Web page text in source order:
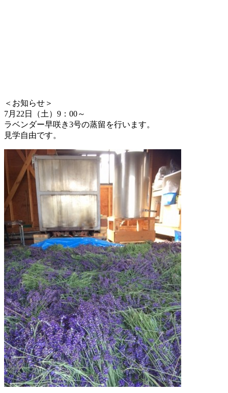
＜お知らせ＞
7月22日（土）9：00～
ラベンダー早咲き3号の蒸留を行います。
見学自由です。